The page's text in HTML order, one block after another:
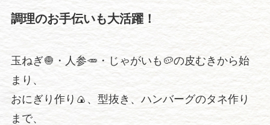
調理のお手伝いも大活躍！
玉ねぎ🧅・人参🥕・じゃがいも🥔の皮むきから始
まり、
おにぎり作り🍙、型抜き、ハンバーグのタネ作り
まで、